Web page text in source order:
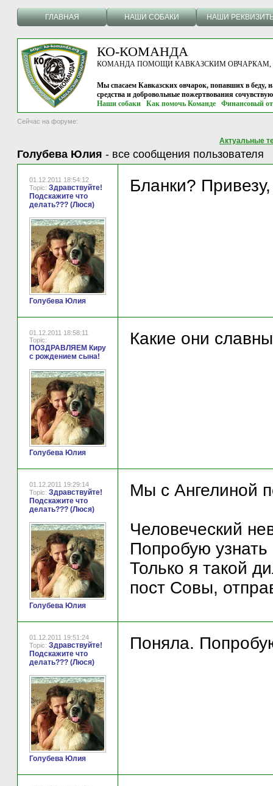
ГЛАВНАЯ НАШИ СОБАКИ НАШИ
КО-КОМАНДА
КОМАНДА ПОМОЩИ КАВКАЗСКИМ ОВЧАРКАМ, г.
Мы спасаем Кавказских овчарок, попавших в беду,
средства и добровольные пожертвования
Наши собаки
Как помочь Команде Финансовый
Сейчас на форуме:
Актуальные
Голубева Юлия - все сообщения пользователя
01.12.2011 18:54:12
Topic: Здравствуйте!
Подскажите что
делать??? (Люся)
Голубева Юлия
Бланки?
01.12.2011 18:58:11
Topic:
ПОЗДРАВЛЯЕМ Киру
с рождением сына!
Голубева Юлия
Какие они
01.12.2011 19:29:14
Topic: Здравствуйте!
Подскажите что
делать??? (Люся)
Голубева Юлия
Мы с Ангелиной
Человеческий
Попробую
Только я такой
пост Совы,
01.12.2011 19:51:24
Topic: Здравствуйте!
Подскажите что
делать??? (Люся)
Голубева Юлия
Поняла.